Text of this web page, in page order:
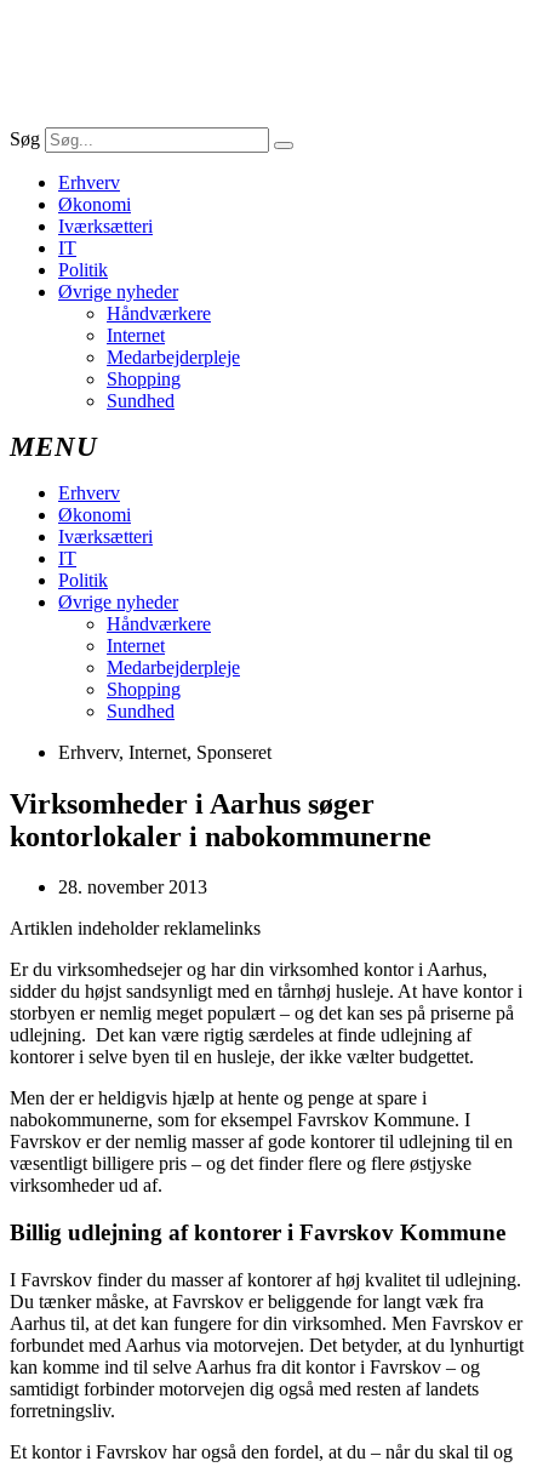
Søg
Erhverv
Økonomi
Iværksætteri
IT
Politik
Øvrige nyheder
Håndværkere
Internet
Medarbejderpleje
Shopping
Sundhed
Erhverv
Økonomi
Iværksætteri
IT
Politik
Øvrige nyheder
Håndværkere
Internet
Medarbejderpleje
Shopping
Sundhed
Erhverv, Internet, Sponseret
Virksomheder i Aarhus søger
kontorlokaler i nabokommunerne
28. november 2013
Artiklen indeholder reklamelinks
Er du virksomhedsejer og har din virksomhed kontor i Aarhus,
sidder du højst sandsynligt med en tårnhøj husleje. At have kontor i
storbyen er nemlig meget populært – og det kan ses på priserne på
udlejning. Det kan være rigtig særdeles at finde udlejning af
kontorer i selve byen til en husleje, der ikke vælter budgettet.
Men der er heldigvis hjælp at hente og penge at spare i
nabokommunerne, som for eksempel Favrskov Kommune. I
Favrskov er der nemlig masser af gode kontorer til udlejning til en
væsentligt billigere pris – og det finder flere og flere østjyske
virksomheder ud af.
Billig udlejning af kontorer i Favrskov Kommune
I Favrskov finder du masser af kontorer af høj kvalitet til udlejning.
Du tænker måske, at Favrskov er beliggende for langt væk fra
Aarhus til, at det kan fungere for din virksomhed. Men Favrskov er
forbundet med Aarhus via motorvejen. Det betyder, at du lynhurtigt
kan komme ind til selve Aarhus fra dit kontor i Favrskov – og
samtidigt forbinder motorvejen dig også med resten af landets
forretningsliv.
Et kontor i Favrskov har også den fordel, at du – når du skal til og